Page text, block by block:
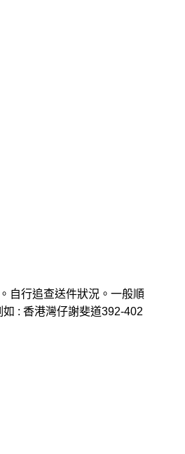
。自行追查送件狀況。一般順
: 香港灣仔謝斐道392-402